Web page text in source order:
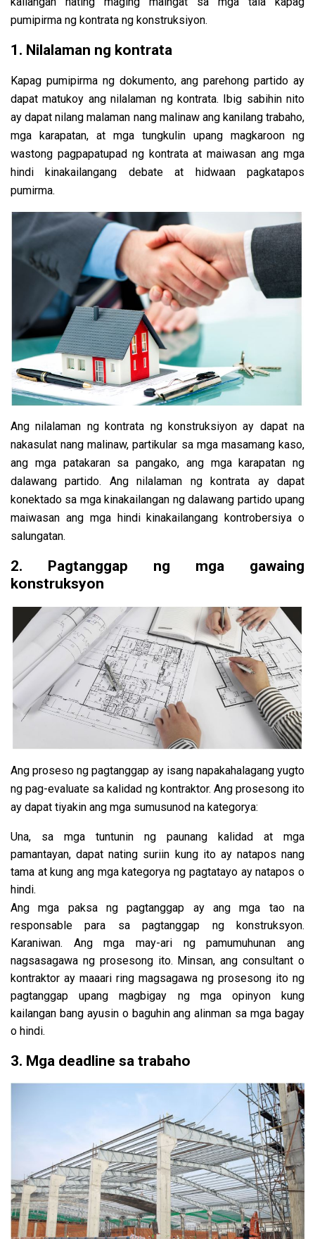
pumipirma ng kontrata ng konstruksiyon.
1. Nilalaman ng kontrata
Kapag pumipirma ng dokumento, ang parehong partido ay
dapat matukoy ang nilalaman ng kontrata. Ibig sabihin nito
ay dapat nilang malaman nang malinaw ang kanilang trabaho,
mga karapatan, at mga tungkulin upang magkaroon ng
wastong pagpapatupad ng kontrata at maiwasan ang mga
hindi kinakailangang debate at hidwaan pagkatapos
pumirma.
Ang nilalaman ng kontrata ng konstruksiyon ay dapat na
nakasulat nang malinaw, partikular sa mga masamang kaso,
ang mga patakaran sa pangako, ang mga karapatan ng
dalawang partido. Ang nilalaman ng kontrata ay dapat
konektado sa mga kinakailangan ng dalawang partido upang
maiwasan ang mga hindi kinakailangang kontrobersiya o
salungatan.
2. Pagtanggap ng mga gawaing
konstruksyon
Ang proseso ng pagtanggap ay isang napakahalagang yugto
ng pag-evaluate sa kalidad ng kontraktor. Ang prosesong ito
ay dapat tiyakin ang mga sumusunod na kategorya:
Una, sa mga tuntunin ng paunang kalidad at mga
pamantayan, dapat nating suriin kung ito ay natapos nang
tama at kung ang mga kategorya ng pagtatayo ay natapos o
hindi.
Ang mga paksa ng pagtanggap ay ang mga tao na
responsable para sa pagtanggap ng konstruksyon.
Karaniwan. Ang mga may-ari ng pamumuhunan ang
nagsasagawa ng prosesong ito. Minsan, ang consultant o
kontraktor ay maaari ring magsagawa ng prosesong ito ng
pagtanggap upang magbigay ng mga opinyon kung
kailangan bang ayusin o baguhin ang alinman sa mga bagay
o hindi.
3. Mga deadline sa trabaho